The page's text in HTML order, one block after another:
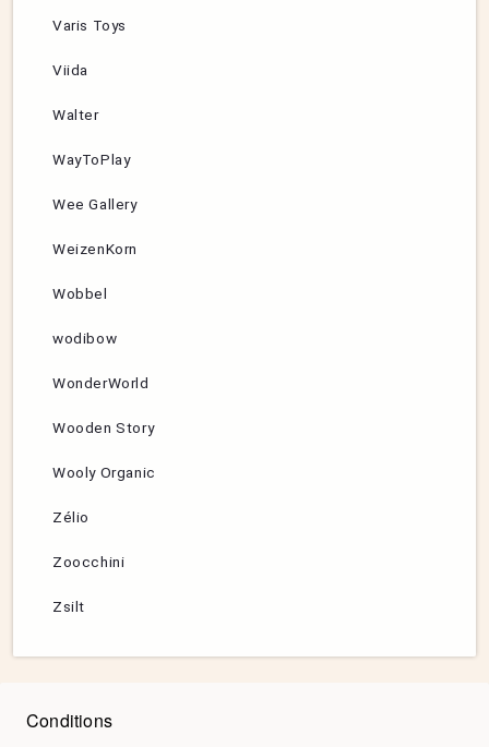
Varis Toys
Viida
Walter
WayToPlay
Wee Gallery
WeizenKorn
Wobbel
wodibow
WonderWorld
Wooden Story
Wooly Organic
Zélio
Zoocchini
Zsilt
Conditions